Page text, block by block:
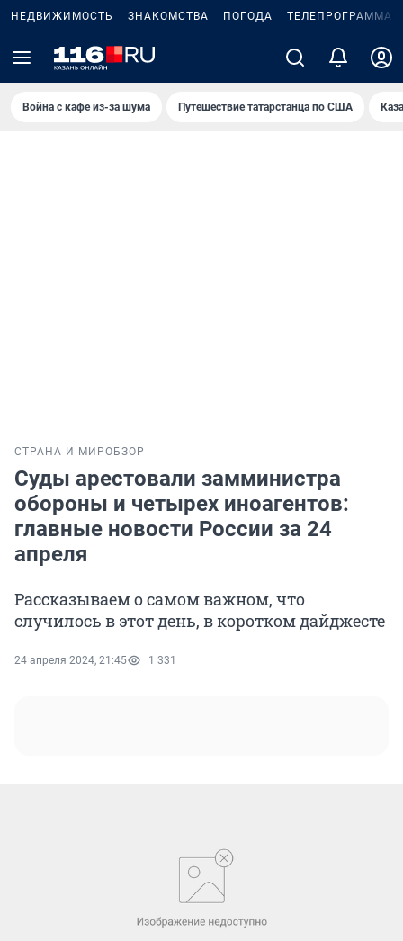
НЕДВИЖИМОСТЬ ЗНАКОМСТВА ПОГОДА ТЕЛЕПРОГРАММА
Война с кафе из-за шума Путешествие татарстанца по США
СТРАНА И МИРОБЗОР
Суды арестовали замминистра
обороны и четырех иноагентов:
главные новости России за 24
апреля
Рассказываем о самом важном, что
случилось в этот день, в коротком дайджесте
24 апреля 2024, 21:45 1 331